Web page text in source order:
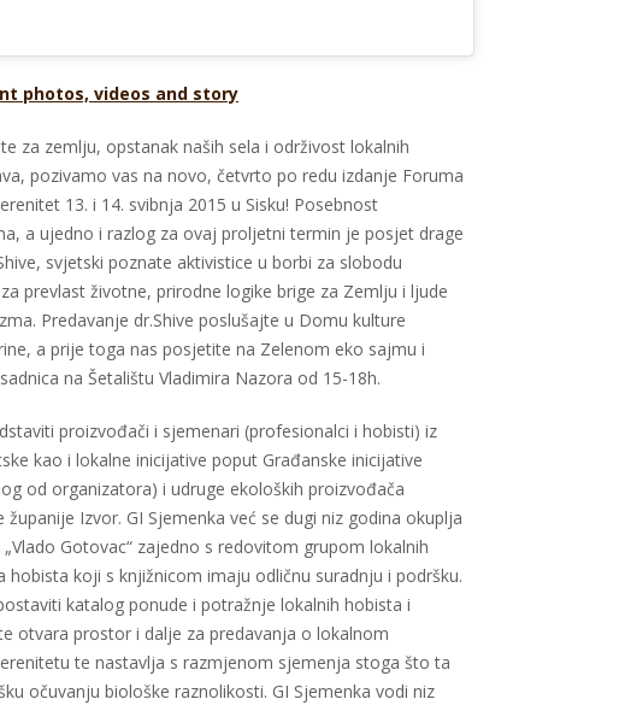
photos, videos and story
za zemlju, opstanak naših sela i održivost lokalnih
pozivamo vas na novo, četvrto po redu izdanje Foruma
13. i 14. svibnja 2015 u Sisku! Posebnost
a ujedno i razlog za ovaj proljetni termin je posjet drage
svjetski poznate aktivistice u borbi za slobodu
prevlast životne, prirodne logike brige za Zemlju i ljude
Predavanje dr.Shive poslušajte u Domu kulture
a prije toga nas posjetite na Zelenom eko sajmu i
na Šetalištu Vladimira Nazora od 15-18h.
proizvođači i sjemenari (profesionalci i hobisti) iz
kao i lokalne inicijative poput Građanske inicijative
od organizatora) i udruge ekoloških proizvođača
županije Izvor. GI Sjemenka već se dugi niz godina okuplja
Gotovac“ zajedno s redovitom grupom lokalnih
hobista koji s knjižnicom imaju odličnu suradnju i podršku.
katalog ponude i potražnje lokalnih hobista i
otvara prostor i dalje za predavanja o lokalnom
te nastavlja s razmjenom sjemenja stoga što ta
očuvanju biološke raznolikosti. GI Sjemenka vodi niz